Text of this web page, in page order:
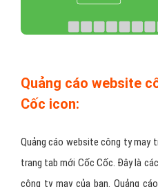
Quảng cáo website
Cốc icon:
Quảng cáo website công ty may
trang tab mới Cốc Cốc. Đây là
công ty may của bạn. Quảng